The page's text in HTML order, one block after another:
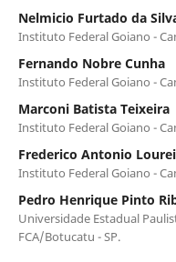
Nelmicio Furtado da
Instituto Federal Goiano -
Fernando Nobre Cunha
Instituto Federal Goiano -
Marconi Batista Teixeira
Instituto Federal Goiano -
Frederico Antonio
Instituto Federal Goiano -
Pedro Henrique Pinto
Universidade Estadual
FCA/Botucatu - SP.